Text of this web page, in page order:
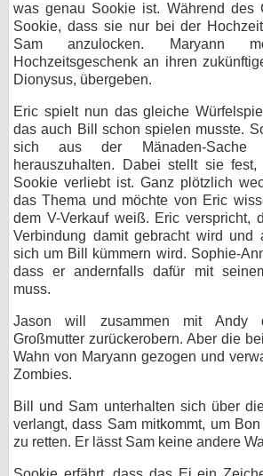
was genau Sookie ist. Während des
Sookie, dass sie nur bei der
Sam anzulocken. Maryann
Hochzeitsgeschenk an ihren
Dionysus, übergeben.
Eric spielt nun das gleiche
das auch Bill schon spielen musste.
sich aus der Mänaden-
herauszuhalten. Dabei stellt sie
Sookie verliebt ist. Ganz plötzlich
das Thema und möchte von Eric
dem V-Verkauf weiß. Eric verspricht,
Verbindung damit gebracht wird und
sich um Bill kümmern wird. Sophie-
dass er andernfalls dafür mit
muss.
Jason will zusammen mit Andy
Großmutter zurückerobern. Aber die
Wahn von Maryann gezogen und
Zombies.
Bill und Sam unterhalten sich über
verlangt, dass Sam mitkommt, um
zu retten. Er lässt Sam keine andere
Desktop-
myFanbase